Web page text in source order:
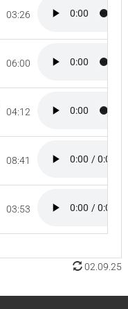
03:26
06:00
04:12
08:41
03:53
02.09.25